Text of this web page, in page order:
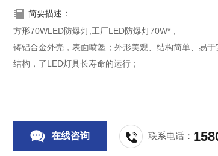
简要描述：
方形70WLED防爆灯,工厂LED防爆灯70W*，
铸铝合金外壳，表面喷塑；外形美观、结构简单、易
结构，了LED灯具长寿命的运行；
在线咨询 联系电话：